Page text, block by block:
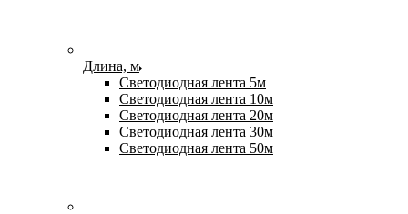
Длина, м
Светодиодная лента 5м
Светодиодная лента 10м
Светодиодная лента 20м
Светодиодная лента 30м
Светодиодная лента 50м